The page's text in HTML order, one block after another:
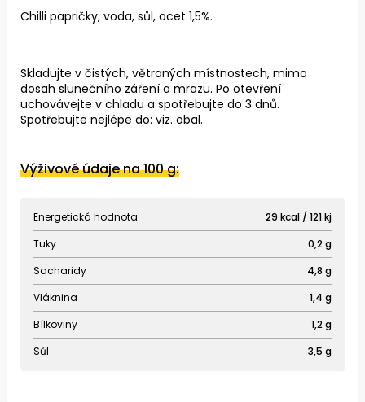
Chilli papričky, voda, sůl, ocet 1,5%.
Skladujte v čistých, větraných místnostech, mimo
dosah slunečního záření a mrazu. Po otevření
uchovávejte v chladu a spotřebujte do 3 dnů.
Spotřebujte nejlépe do: viz. obal.
Výživové údaje na 100 g:
Energetická hodnota
29 kcal / 121 kj
Tuky
0,2 g
Sacharidy
4,8 g
Vláknina
1,4 g
Bílkoviny
1,2 g
Sůl
3,5 g